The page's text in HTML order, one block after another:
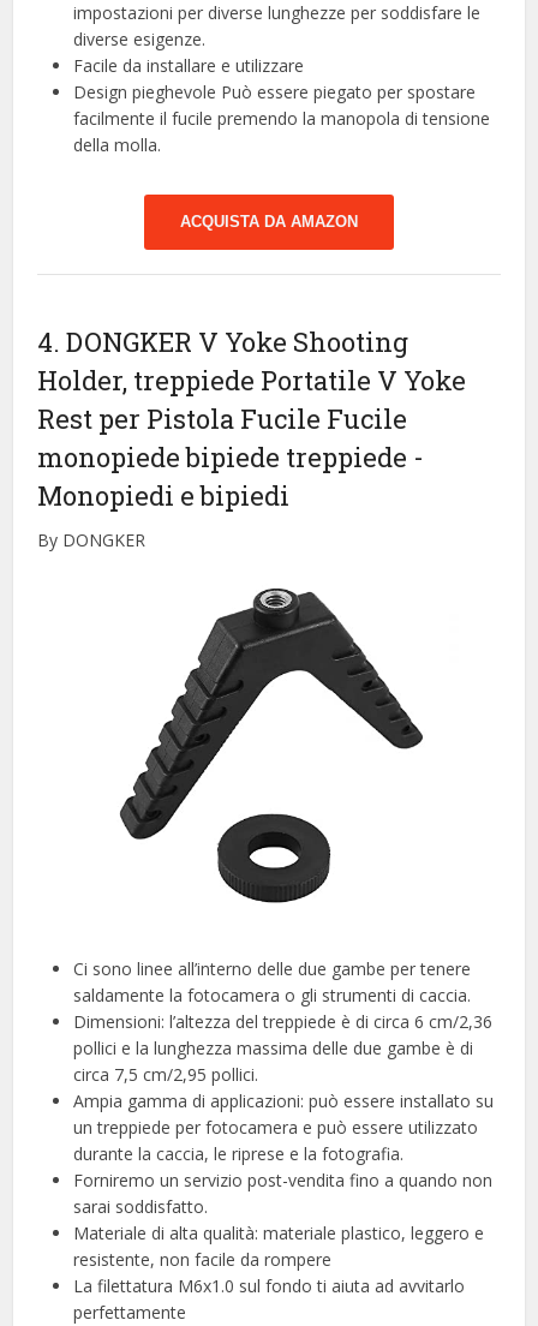
impostazioni per diverse lunghezze per soddisfare le
diverse esigenze.
Facile da installare e utilizzare
Design pieghevole Può essere piegato per spostare
facilmente il fucile premendo la manopola di tensione
della molla.
ACQUISTA DA AMAZON
4. DONGKER V Yoke Shooting
Holder, treppiede Portatile V Yoke
Rest per Pistola Fucile Fucile
monopiede bipiede treppiede -
Monopiedi e bipiedi
By DONGKER
Ci sono linee all’interno delle due gambe per tenere
saldamente la fotocamera o gli strumenti di caccia.
Dimensioni: l’altezza del treppiede è di circa 6 cm/2,36
pollici e la lunghezza massima delle due gambe è di
circa 7,5 cm/2,95 pollici.
Ampia gamma di applicazioni: può essere installato su
un treppiede per fotocamera e può essere utilizzato
durante la caccia, le riprese e la fotografia.
Forniremo un servizio post-vendita fino a quando non
sarai soddisfatto.
Materiale di alta qualità: materiale plastico, leggero e
resistente, non facile da rompere
La filettatura M6x1.0 sul fondo ti aiuta ad avvitarlo
perfettamente